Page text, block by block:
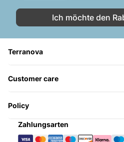
Ich möchte den
Terranova
Customer care
Policy
Zahlungsarten